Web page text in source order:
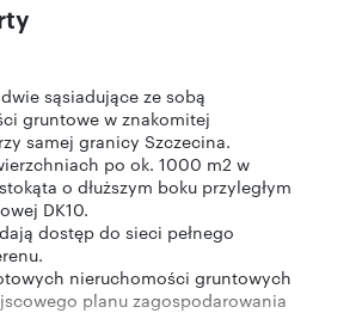
sąsiadujące ze sobą
gruntowe w znakomitej
samej granicy Szczecina.
po ok. 1000 m2 w
o dłuższym boku przyległym
DK10.
dostęp do sieci pełnego
nieruchomości gruntowych
planu zagospodarowania